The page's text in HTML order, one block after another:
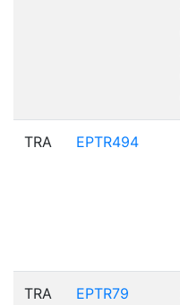
TRA EPTR494
TRA EPTR79